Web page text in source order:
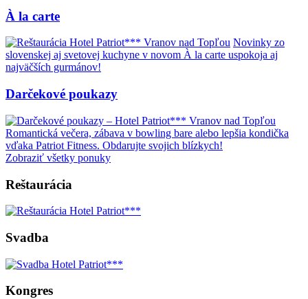
À la carte
Novinky zo
slovenskej aj svetovej kuchyne v novom À la carte uspokoja aj
najväčších gurmánov!
Darčekové poukazy
Romantická večera, zábava v bowling bare alebo lepšia kondička
vďaka Patriot Fitness. Obdarujte svojich blízkych!
Zobraziť všetky ponuky
Reštaurácia
Svadba
Kongres